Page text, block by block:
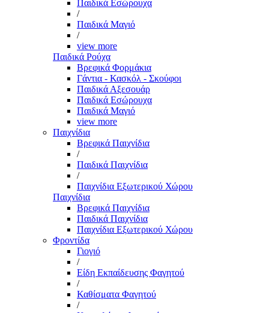
Παιδικά Εσώρουχα
/
Παιδικά Μαγιό
/
view more
Παιδικά Ρούχα
Βρεφικά Φορμάκια
Γάντια - Κασκόλ - Σκούφοι
Παιδικά Αξεσουάρ
Παιδικά Εσώρουχα
Παιδικά Μαγιό
view more
Παιχνίδια
Βρεφικά Παιχνίδια
/
Παιδικά Παιχνίδια
/
Παιχνίδια Εξωτερικού Χώρου
Παιχνίδια
Βρεφικά Παιχνίδια
Παιδικά Παιχνίδια
Παιχνίδια Εξωτερικού Χώρου
Φροντίδα
Γιογιό
/
Είδη Εκπαίδευσης Φαγητού
/
Καθίσματα Φαγητού
/